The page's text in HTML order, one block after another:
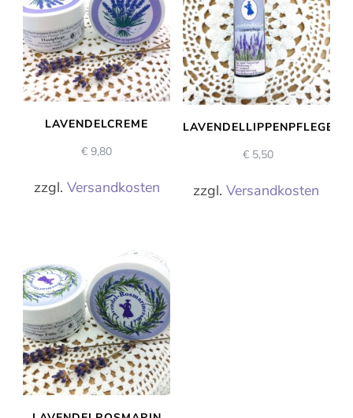
LAVENDELCREME
€ 9,80
zzgl. Versandkosten
LAVENDELLIPPENPFLEGE
€5,50
zzgl.Versandkosten